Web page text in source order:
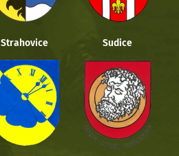
Strahovice Sudice